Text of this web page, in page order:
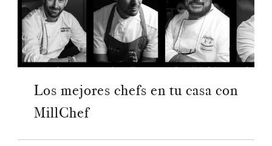
Los mejores chefs en tu casa con
MillChef